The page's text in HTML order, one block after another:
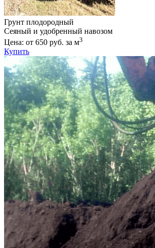
Грунт плодородный
Сеяный и удобренный навозом
Цена: от 650 руб. за м3
Купить